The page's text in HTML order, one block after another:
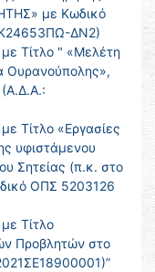
με Κωδικό
ΔΝ2)
Τίτλο " «Μελέτη
Ουρανούπολης»,
Τίτλο «Εργασίες
υφιστάμενου
Σητείας (π.κ. στο
ΟΠΣ 5203126
Τίτλο
Προβλητών στο